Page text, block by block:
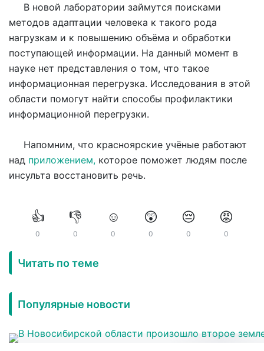
В новой лаборатории займутся поисками
методов адаптации человека к такого рода
нагрузкам и к повышению объёма и обработки
поступающей информации. На данный момент в
науке нет представления о том, что такое
информационная перегрузка. Исследования в этой
области помогут найти способы профилактики
информационной перегрузки.
Напомним, что красноярские учёные работают
над приложением, которое поможет людям после
инсульта восстановить речь.
👍
0
👎
0
☺️
0
😲
0
😔
0
😡
0
Читать по теме
Популярные новости